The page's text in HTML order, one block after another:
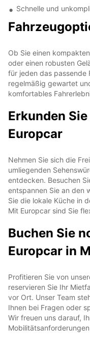
Schnelle und
Ob Sie einen
oder einen robusten
für jeden das passende
regelmäßig gewartet
komfortables
Erkunden
Europcar
Nehmen Sie sich die
umliegenden
entdecken. Besuchen
entspannen Sie an den
Sie die lokale Küche in
Mit Europcar sind Sie
Buchen Sie
Europcar in
Profitieren Sie von
reservieren Sie Ihr
vor Ort. Unser Team
Ihnen bei Fragen oder
Wir freuen uns darauf,